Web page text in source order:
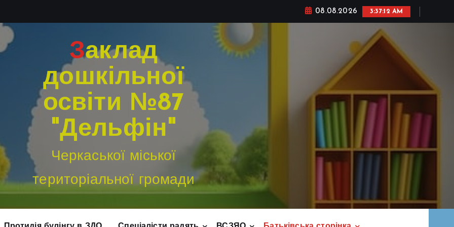
08.08.2026 3:37:14 AM
Заклад
дошкільної
освіти №87
"Дельфін"
Черкаської міської
територіальної громади